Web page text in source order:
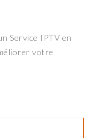
Service IPTV en
votre